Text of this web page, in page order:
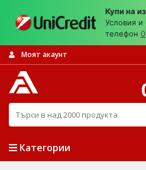
Купи на
Условия и
телефон
Моят акаунт
Търси в над 2000 продукта
Категории